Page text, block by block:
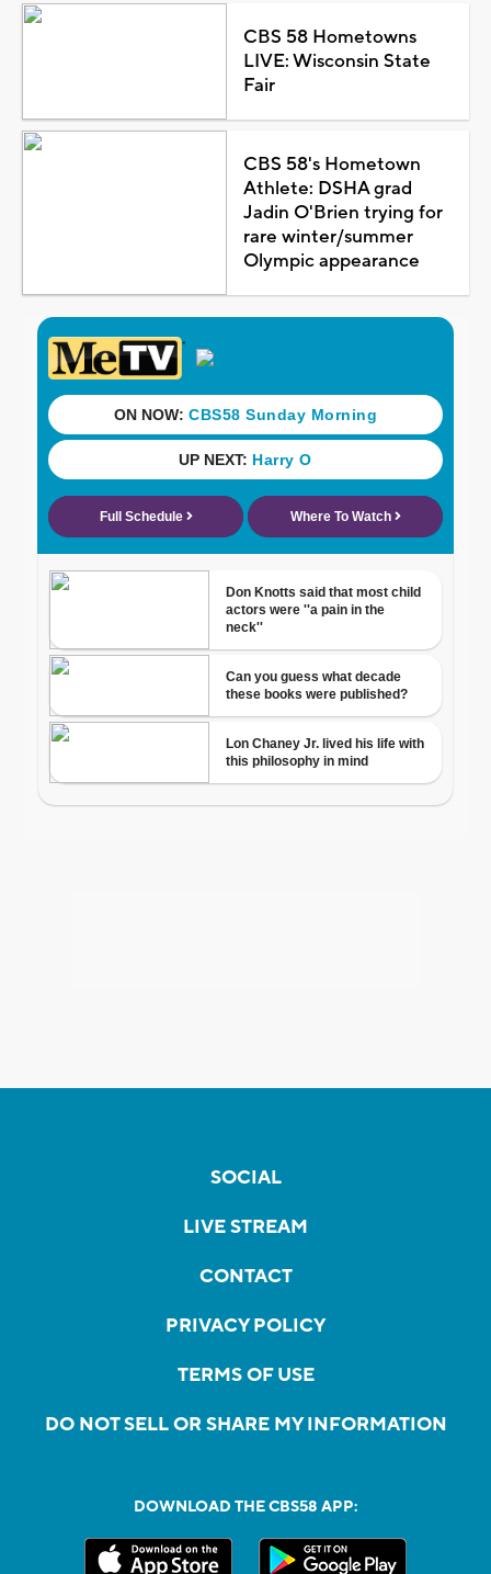
CBS 58 Hometowns
LIVE: Wisconsin State
Fair
CBS 58's Hometown
Athlete: DSHA grad
Jadin O'Brien trying for
rare winter/summer
Olympic appearance
SOCIAL
LIVE STREAM
CONTACT
PRIVACY POLICY
TERMS OF USE
DO NOT SELL OR SHARE MY INFORMATION
DOWNLOAD THE CBS58 APP: